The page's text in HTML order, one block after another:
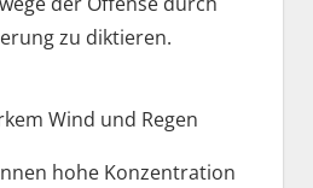
zu diktieren.
Wind und Regen
hohe Konzentration